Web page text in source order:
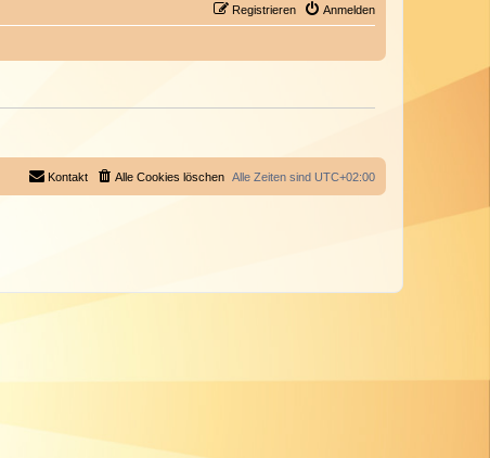
Anmelden
Registrieren
Alle Zeiten sind UTC+02:00
Alle Cookies löschen
Kontakt